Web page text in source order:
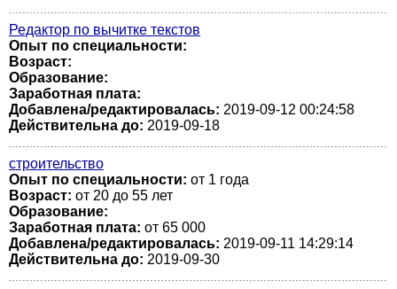
Редактор по вычитке текстов
Опыт по специальности:
Возраст:
Образование:
Заработная плата:
Добавлена/редактировалась: 2019-09-12 00:24:58
Действительна до: 2019-09-18
строительство
Опыт по специальности: от 1 года
Возраст: от 20 до 55 лет
Образование:
Заработная плата: от 65 000
Добавлена/редактировалась: 2019-09-11 14:29:14
Действительна до: 2019-09-30